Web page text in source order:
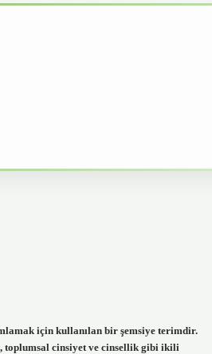
için kullanılan bir şemsiye terimdir.
toplumsal cinsiyet ve cinsellik gibi ikili